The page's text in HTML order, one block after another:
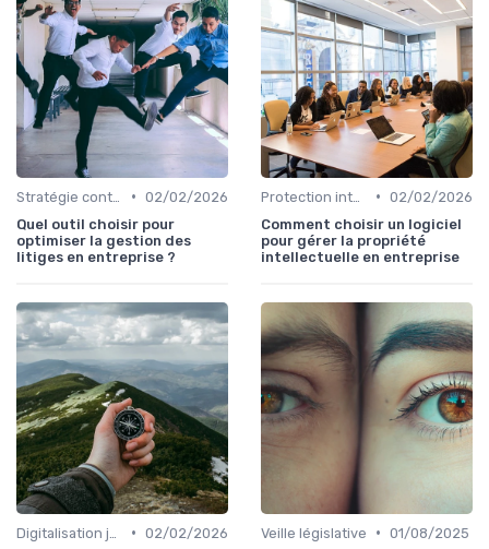
• 02/02/2026
Quel outil choisir pour
optimiser la gestion des
litiges en entreprise ?
• 02/02/2026
Comment choisir un logiciel
pour gérer la propriété
intellectuelle en entreprise
• 02/02/2026
Veille législative • 01/08/2025